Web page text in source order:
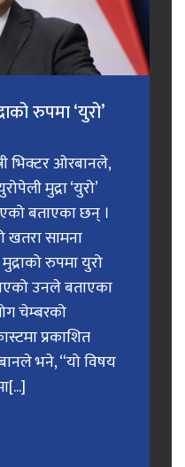
रुपमा ‘युरो’
भिक्टर ओरबानले,
मुद्रा ‘युरो’
बताएका छन् ।
सामना
रुपमा युरो
उनले बताएका
चेम्बरको
प्रकाशित
भने, “यो विषय